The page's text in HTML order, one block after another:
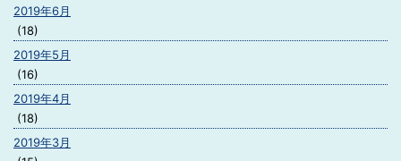
2019年6月
(18)
2019年5月
(16)
2019年4月
(18)
2019年3月